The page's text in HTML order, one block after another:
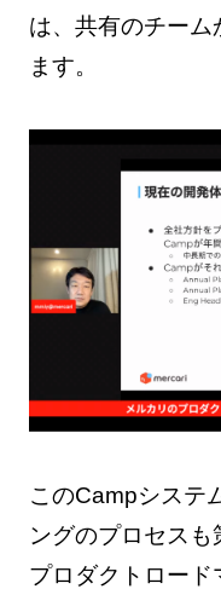
は、共有のチー
ます。
このCampシステ
ングのプロセス
プロダクトロード